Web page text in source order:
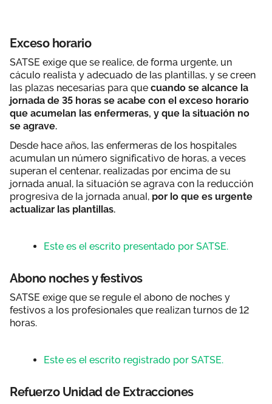
Exceso horario
SATSE exige que se realice, de forma urgente, un
cáculo realista y adecuado de las plantillas, y se creen
las plazas necesarias para que cuando se alcance la
jornada de 35 horas se acabe con el exceso horario
que acumelan las enfermeras, y que la situación no
se agrave.
Desde hace años, las enfermeras de los hospitales
acumulan un número significativo de horas, a veces
superan el centenar, realizadas por encima de su
jornada anual, la situación se agrava con la reducción
progresiva de la jornada anual, por lo que es urgente
actualizar las plantillas.
Este es el escrito presentado por SATSE.
Abono noches y festivos
SATSE exige que se regule el abono de noches y
festivos a los profesionales que realizan turnos de 12
horas.
Este es el escrito registrado por SATSE.
Refuerzo Unidad de Extracciones